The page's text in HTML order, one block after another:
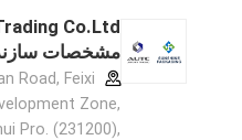
Co.Ltd
مشخصات
Road, Feixi
Zone,
Pro. (231200),